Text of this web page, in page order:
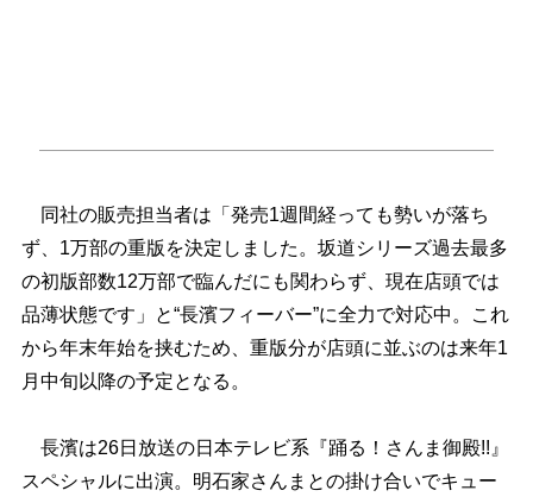
同社の販売担当者は「発売1週間経っても勢いが落ち
ず、1万部の重版を決定しました。坂道シリーズ過去最多
の初版部数12万部で臨んだにも関わらず、現在店頭では
品薄状態です」と“長濱フィーバー”に全力で対応中。これ
から年末年始を挟むため、重版分が店頭に並ぶのは来年1
月中旬以降の予定となる。
長濱は26日放送の日本テレビ系『踊る！さんま御殿!!』
スペシャルに出演。明石家さんまとの掛け合いでキュー